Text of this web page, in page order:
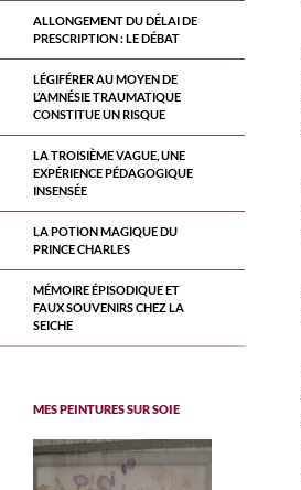
ALLONGEMENT DU DÉLAI DE
PRESCRIPTION : LE DÉBAT
LÉGIFÉRER AU MOYEN DE
L’AMNÉSIE TRAUMATIQUE
CONSTITUE UN RISQUE
LA TROISIÈME VAGUE, UNE
EXPÉRIENCE PÉDAGOGIQUE
INSENSÉE
LA POTION MAGIQUE DU
PRINCE CHARLES
MÉMOIRE ÉPISODIQUE ET
FAUX SOUVENIRS CHEZ LA
SEICHE
MES PEINTURES SUR SOIE